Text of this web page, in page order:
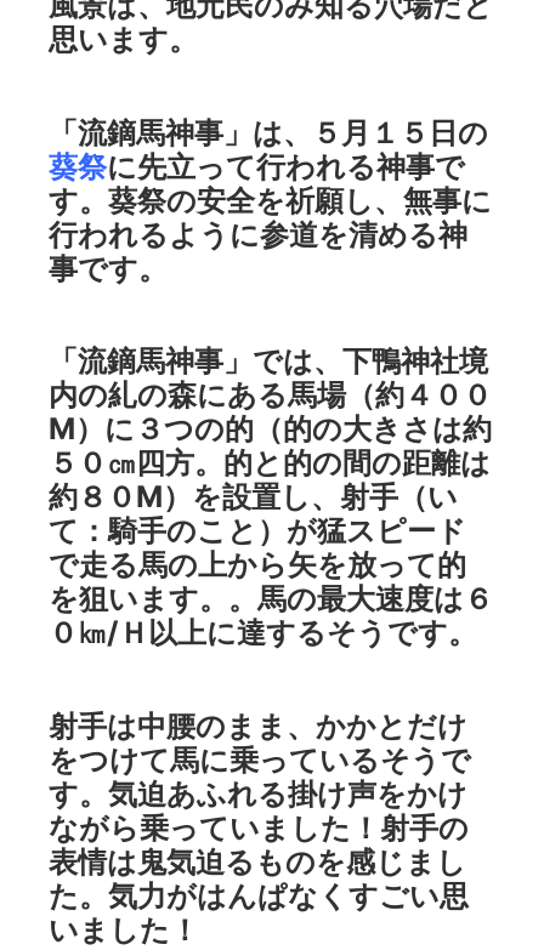
思います。
「流鏑馬神事」は、５月１５日の
葵祭に先立って行われる神事で
す。葵祭の安全を祈願し、無事に
行われるように参道を清める神
事です。
「流鏑馬神事」では、下鴨神社境
内の糺の森にある馬場（約４００
Ⅿ）に３つの的（的の大きさは約
５０㎝四方。的と的の間の距離は
約８０Ⅿ）を設置し、射手（い
て：騎手のこと）が猛スピード
で走る馬の上から矢を放って的
を狙います。。馬の最大速度は６
０㎞/Ｈ以上に達するそうです。
射手は中腰のまま、かかとだけ
をつけて馬に乗っているそうで
す。気迫あふれる掛け声をかけ
ながら乗っていました！射手の
表情は鬼気迫るものを感じまし
た。気力がはんぱなくすごい思
いました！